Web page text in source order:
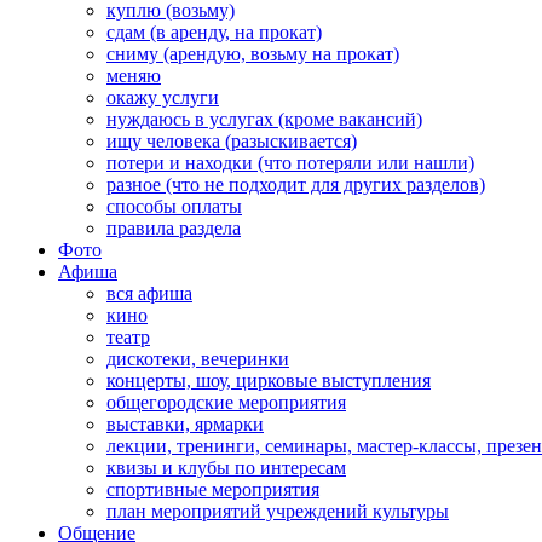
куплю (возьму)
сдам (в аренду, на прокат)
сниму (арендую, возьму на прокат)
меняю
окажу услуги
нуждаюсь в услугах (кроме вакансий)
ищу человека (разыскивается)
потери и находки (что потеряли или нашли)
разное (что не подходит для других разделов)
способы оплаты
правила раздела
Фото
Афиша
вся афиша
кино
театр
дискотеки, вечеринки
концерты, шоу, цирковые выступления
общегородские мероприятия
выставки, ярмарки
лекции, тренинги, семинары, мастер-классы,
квизы и клубы по интересам
спортивные мероприятия
план мероприятий учреждений культуры
Общение